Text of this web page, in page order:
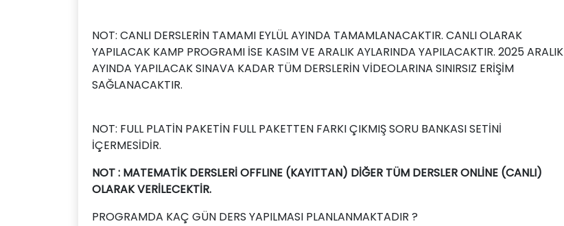
NOT: CANLI DERSLERİN TAMAMI EYLÜL AYINDA TAMAMLANACAKTIR. CANLI OLARAK
YAPILACAK KAMP PROGRAMI İSE KASIM VE ARALIK AYLARINDA YAPILACAKTIR. 2025 ARALIK
AYINDA YAPILACAK SINAVA KADAR TÜM DERSLERİN VİDEOLARINA SINIRSIZ ERİŞİM
SAĞLANACAKTIR.
NOT: FULL PLATİN PAKETİN FULL PAKETTEN FARKI ÇIKMIŞ SORU BANKASI SETİNİ
İÇERMESİDİR.
NOT : MATEMATİK DERSLERİ OFFLINE (KAYITTAN) DİĞER TÜM DERSLER ONLİNE (CANLI)
OLARAK VERİLECEKTİR.
PROGRAMDA KAÇ GÜN DERS YAPILMASI PLANLANMAKTADIR ?